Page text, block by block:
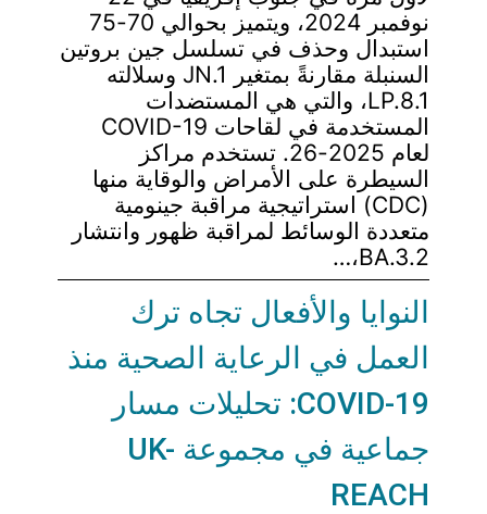
نوفمبر 2024، ويتميز بحوالي 70-75
استبدال وحذف في تسلسل جين بروتين
السنبلة مقارنةً بمتغير JN.1 وسلالته
LP.8.1، والتي هي المستضدات
المستخدمة في لقاحات COVID-19
لعام 2025-26. تستخدم مراكز
السيطرة على الأمراض والوقاية منها
(CDC) استراتيجية مراقبة جينومية
متعددة الوسائط لمراقبة ظهور وانتشار
BA.3.2،…
النوايا والأفعال تجاه ترك
العمل في الرعاية الصحية منذ
COVID-19: تحليلات مسار
جماعية في مجموعة UK-
REACH